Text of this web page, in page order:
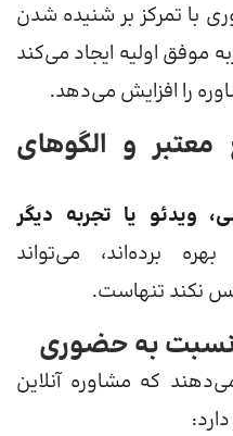
با تمرکز بر شنیده شدن
اولیه ایجاد می‌کند
را افزایش می‌دهد.
معتبر و الگوهای
ویدئو یا تجربه دیگر
برده‌اند، می‌تواند
نکند تنهاست.
نسبت به حضوری
که مشاوره آنلاین